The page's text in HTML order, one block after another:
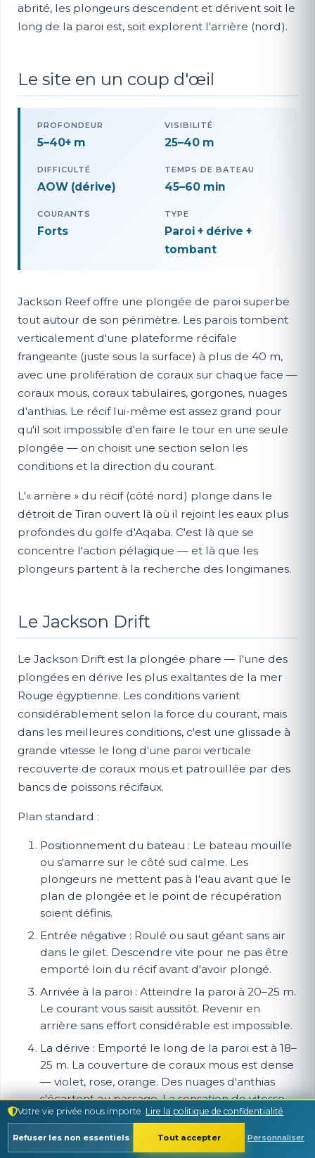
abrité, les plongeurs descendent et dérivent soit le
long de la paroi est, soit explorent l'arrière (nord).
Le site en un coup d'œil
PROFONDEUR
5–40+ m
VISIBILITÉ
25–40 m
DIFFICULTÉ
AOW (dérive)
TEMPS DE BATEAU
45–60 min
COURANTS
Forts
TYPE
Paroi + dérive +
tombant
Jackson Reef offre une plongée de paroi superbe
tout autour de son périmètre. Les parois tombent
verticalement d'une plateforme récifale
frangeante (juste sous la surface) à plus de 40 m,
avec une prolifération de coraux sur chaque face —
coraux mous, coraux tabulaires, gorgones, nuages
d'anthias. Le récif lui-même est assez grand pour
qu'il soit impossible d'en faire le tour en une seule
plongée — on choisit une section selon les
conditions et la direction du courant.
L'« arrière » du récif (côté nord) plonge dans le
détroit de Tiran ouvert là où il rejoint les eaux plus
profondes du golfe d'Aqaba. C'est là que se
concentre l'action pélagique — et là que les
plongeurs partent à la recherche des longimanes.
Le Jackson Drift
Le Jackson Drift est la plongée phare — l'une des
plongées en dérive les plus exaltantes de la mer
Rouge égyptienne. Les conditions varient
considérablement selon la force du courant, mais
dans les meilleures conditions, c'est une glissade à
grande vitesse le long d'une paroi verticale
recouverte de coraux mous et patrouillée par des
bancs de poissons récifaux.
Plan standard :
Positionnement du bateau : Le bateau mouille
ou s'amarre sur le côté sud calme. Les
plongeurs ne mettent pas à l'eau avant que le
plan de plongée et le point de récupération
soient définis.
Entrée négative : Roulé ou saut géant sans air
dans le gilet. Descendre vite pour ne pas être
emporté loin du récif avant d'avoir plongé.
Arrivée à la paroi : Atteindre la paroi à 20–25 m.
Le courant vous saisit aussitôt. Revenir en
arrière sans effort considérable est impossible.
La dérive : Emporté le long de la paroi est à 18–
25 m. La couverture de coraux mous est dense
— violet, rose, orange. Des nuages d'anthias
s'écartent au passage. La sensation de vitesse
est réelle ; on parcourt plusieurs centaines de
mètres en 15–20 minutes.
Approche du coin :Là où la paroi est rejoint la
Votre vie privée nous importe Lire la politique de confidentialité
Personnaliser
Refuser les non essentiels Tout accepter